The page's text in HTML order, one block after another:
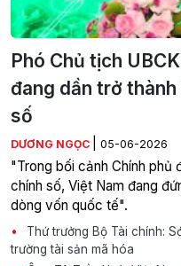
Phó Chủ tịch
đang dần trở
số
DƯƠNG NGỌC 05-06-2026
"Trong bối cảnh Chính phủ
chính số, Việt Nam đang
dòng vốn quốc tế".
Thứ trưởng Bộ Tài chính:
trường tài sản mã hóa